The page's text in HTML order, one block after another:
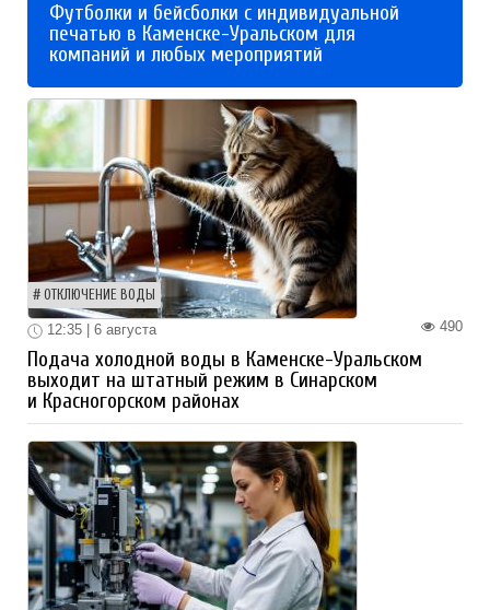
Футболки и бейсболки с индивидуальной
печатью в Каменске-Уральском для
компаний и любых мероприятий
ОТКЛЮЧЕНИЕ ВОДЫ
490
12:35 | 6 августа
Подача холодной воды в Каменске-Уральском
выходит на штатный режим в Синарском
и Красногорском районах